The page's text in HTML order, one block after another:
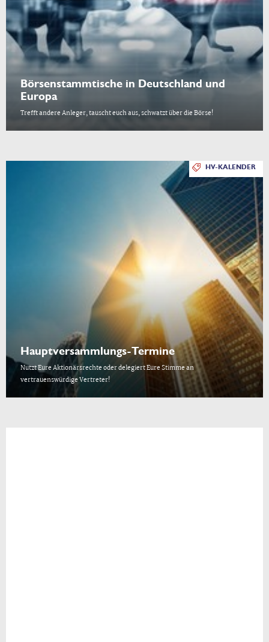
Börsenstammtische in Deutschland und
Europa
Trefft andere Anleger, tauscht euch aus, schwatzt über die Börse!
HV-KALENDER
Hauptversammlungs-Termine
Nutzt Eure Aktionärsrechte oder delegiert Eure Stimme an
vertrauenswürdige Vertreter!